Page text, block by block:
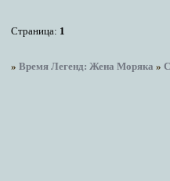
Страница: 1
»Время Легенд: Жена Моряка »